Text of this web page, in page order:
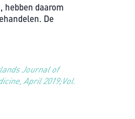
hebben daarom
De
Journal of
April 2019;Vol.